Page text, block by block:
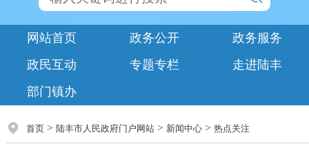
网站首页 政务公开
政务服务
政民互动
专题专栏
走进陆丰
部门镇办
首页> 陆丰市人民政府门户网站> 新闻中心> 热点关注